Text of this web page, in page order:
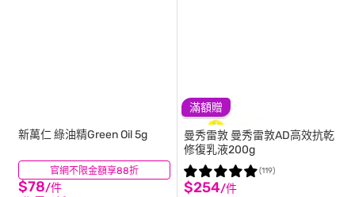
官網不限金額享88折
新萬仁 綠油精Green Oil 5g
$78/件
(48)
滿額贈
曼秀雷敦 曼秀雷敦AD高效抗乾
修復乳液200g
$254/件
(119)